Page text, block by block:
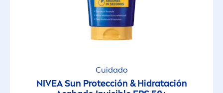
Cuidado
NIVEA Sun Protección & Hidratación